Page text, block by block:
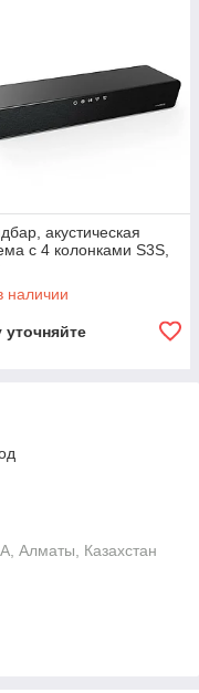
акустическая
с 4 колонками S3S,
наличии
уточняйте
Алматы, Казахстан